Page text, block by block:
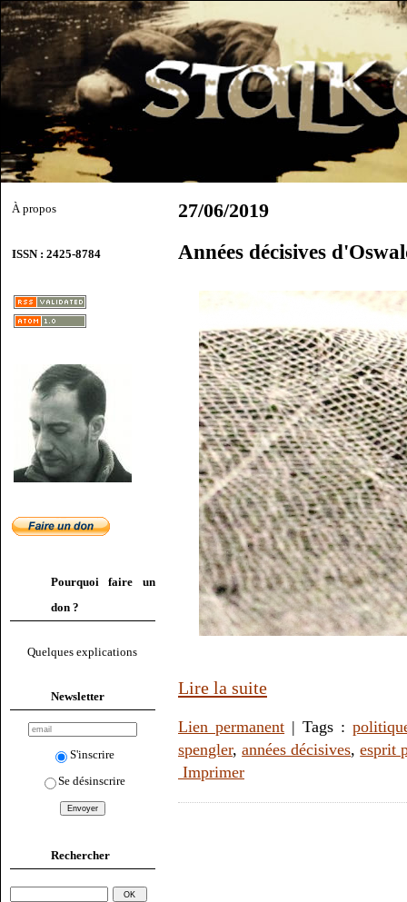
À propos
ISSN : 2425-8784
Pourquoi faire un
don ?
Quelques explications
Newsletter
S'inscrire
Se désinscrire
Rechercher
27/06/2019
Années décisives
Lire la suite
Lien permanent | Tags :
spengler,années décisives,esprit
Imprimer